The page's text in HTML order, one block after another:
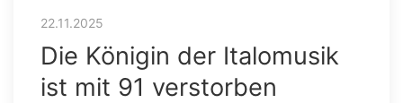
22.11.2025
Die Königin der Italomusik
ist mit 91 verstorben